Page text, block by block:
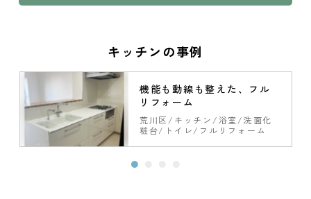
キッチンの事例
機能も動線も整えた、フル
リフォーム
荒川区 キッチン 浴室
洗面化
粧台
トイレ フルリフォーム